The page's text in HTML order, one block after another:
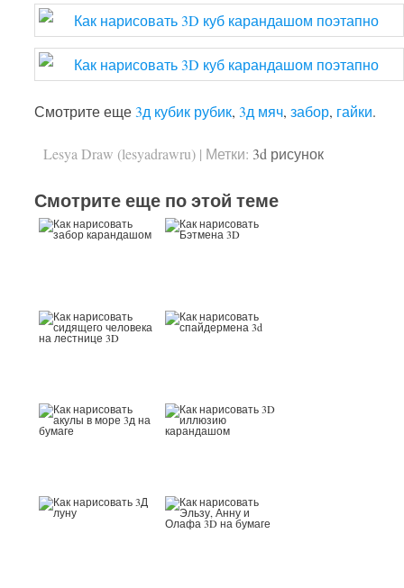
Смотрите еще3д кубик рубик, 3д мяч, забор, гайки.
Lesya Draw (lesyadrawru) | Метки: 3d рисунок
Смотрите еще по этой теме